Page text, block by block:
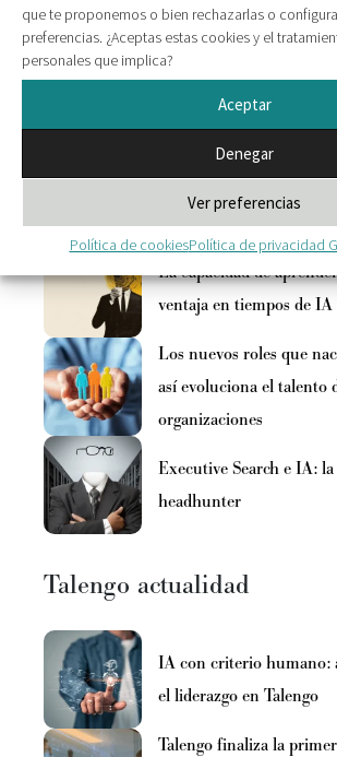
que te proponemos o bien rechazarlas o
preferencias. ¿Aceptas estas cookies y el
personales que implica?
Aceptar
Denegar
Ver preferencias
Política de cookiesPolítica de privacidad
comodidad a corto plazo no son
mejores opciones para aceptar
profesional.
Te puede interesar
La capacidad de
ventaja en tiempos de IA
Los nuevos roles que
así evoluciona el talento
organizaciones
Executive Search e IA:
headhunter
Talengo actualidad
IA con criterio humano:
el liderazgo en Talengo
Talengo finaliza la